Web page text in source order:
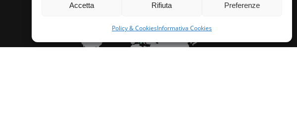
Accetta Rifiuta Preferenze
Policy & CookiesInformativa Cookies